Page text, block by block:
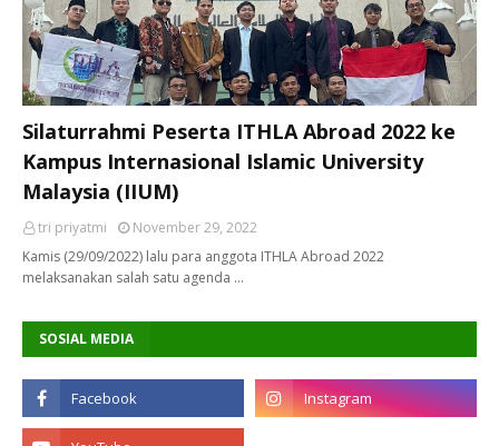
Silaturrahmi Peserta ITHLA Abroad 2022 ke
Kampus Internasional Islamic University
Malaysia (IIUM)
tri priyatmi
November 29, 2022
Kamis (29/09/2022) lalu para anggota ITHLA Abroad 2022
melaksanakan salah satu agenda …
SOSIAL MEDIA